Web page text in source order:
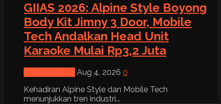
GIIAS 2026: Alpine Style Boyong
Body Kit Jimny 3 Door, Mobile
Tech Andalkan Head Unit
Karaoke Mulai Rp3,2 Juta
Aug 4, 2026 0
Kehadiran Alpine Style dan Mobile Tech
menunjukkan tren industri...